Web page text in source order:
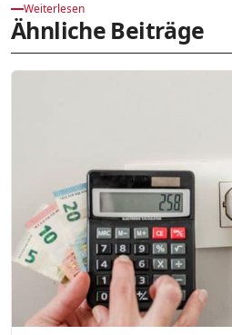
Weiterlesen
Ähnliche Beiträge